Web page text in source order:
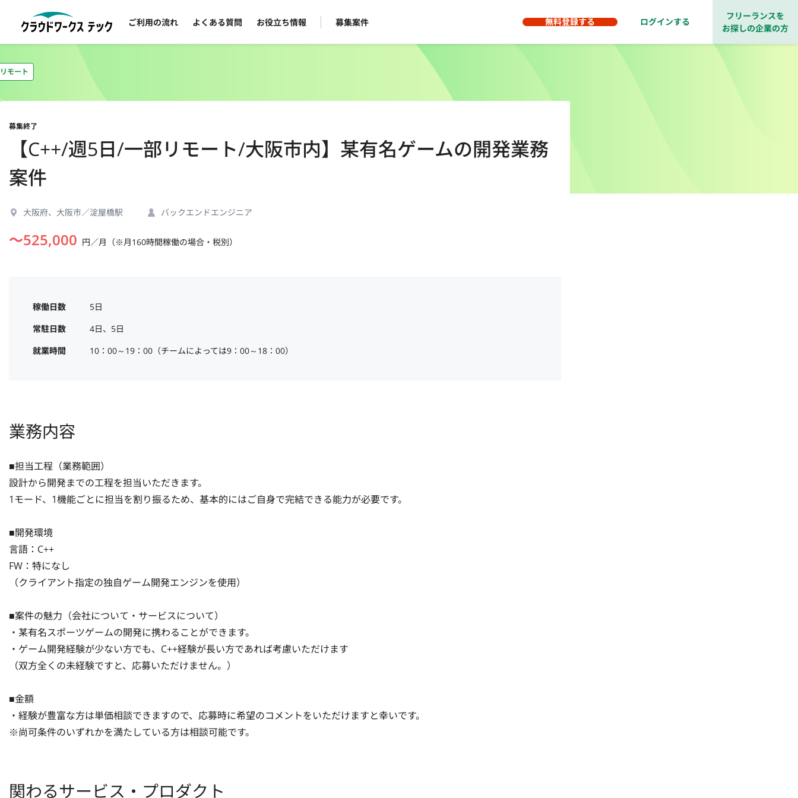
ご利用の流れ よくある質問 お役立ち情報 募集案件 無料登録する ログインする
フリーランスを
お探しの企業の方
モート
募集終了
【C++/週5日/一部リモート/大阪市内】某有名ゲームの開発業務
案件
大阪府、大阪市／淀屋橋駅 バックエンドエンジニア
〜525,000 円／月（※月160時間稼働の場合・税別）
稼働日数
5日
常駐日数
4日、5日
就業時間
10：00～19：00（チームによっては9：00～18：00）
業務内容
■担当工程（業務範囲）
設計から開発までの工程を担当いただきます。
1モード、1機能ごとに担当を割り振るため、基本的にはご自身で完結できる能力が必要です。
■開発環境
言語：C++
FW：特になし
（クライアント指定の独自ゲーム開発エンジンを使用）
■案件の魅力（会社について・サービスについて）
・某有名スポーツゲームの開発に携わることができます。
・ゲーム開発経験が少ない方でも、C++経験が長い方であれば考慮いただけます
（双方全くの未経験ですと、応募いただけません。）
■金額
・経験が豊富な方は単価相談できますので、応募時に希望のコメントをいただけますと幸いです。
※尚可条件のいずれかを満たしている方は相談可能です。
関わるサービス・プロダクト